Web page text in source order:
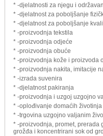
* -djelatnosti za njegu i
* -djelatnost za poboljšanje
* -djelatnost za poboljšanje
* -proizvodnja tekstila
* -proizvodnja odjeće
* -proizvodnja obuće
* -proizvodnja kože i proizvoda
* -proizvodnja nakita, imitacije
* -izrada suvenira
* -djelatnost pakiranja
* -proizvodnja i uzgoj uzgojno
* -oplođivanje domaćih životinja
* -trgovina uzgojno valjanim
* -proizvodnja, promet, prerada
grožđa i koncentrirani sok od